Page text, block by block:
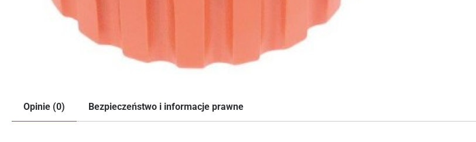
Opinie (0) Bezpieczeństwo i informacje prawne